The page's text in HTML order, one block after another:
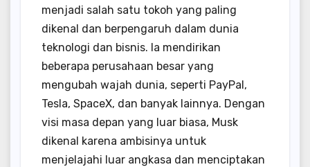
menjadi salah satu tokoh yang paling
dikenal dan berpengaruh dalam dunia
teknologi dan bisnis. Ia mendirikan
beberapa perusahaan besar yang
mengubah wajah dunia, seperti PayPal,
Tesla, SpaceX, dan banyak lainnya. Dengan
visi masa depan yang luar biasa, Musk
dikenal karena ambisinya untuk
menjelajahi luar angkasa dan menciptakan